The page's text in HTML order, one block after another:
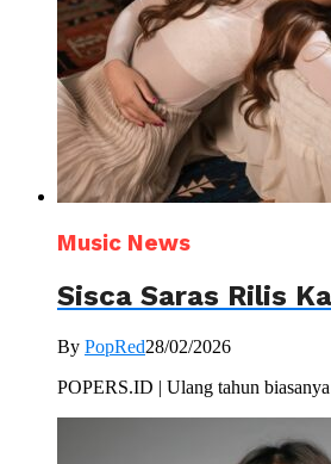
Music News
Sisca Saras Rilis
By PopRed28/02/2026
POPERS.ID | Ulang tahun